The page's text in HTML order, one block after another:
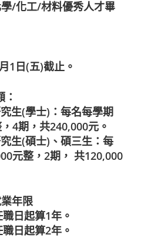
/化工/材料優秀人才畢
1日(五)截止。
生(學士)：每名每學期
4期，共240,000元。
生(碩士)、碩三生：每
元整，2期， 共120,000
年限
日起算1年。
日起算2年。